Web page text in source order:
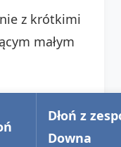
z krótkimi
małym
Dłoń z
Downa